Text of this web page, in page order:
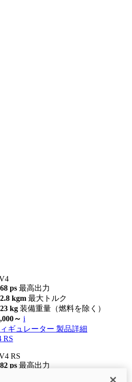
ps 最高出力
kgm 最大トルク
kg 装備重量（燃料を除く）
～ i
ギュレーター 製品詳細
RS
RS
ps 最高出力